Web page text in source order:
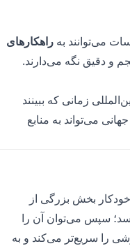
می‌توانند بهراهکارهای
و دقیق نگه می‌دارند.
زمانی که ببینند
می‌تواند به منابع
بخش بزرگی از
سپس می‌توان آن را
را سریع‌تر می‌کند و به